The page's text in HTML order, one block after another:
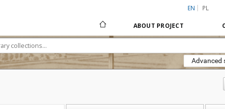
EN PL
ABOUT PROJECT
Advanced